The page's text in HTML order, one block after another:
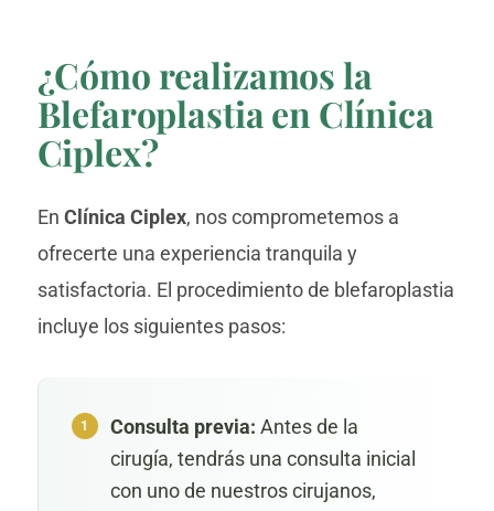
¿Cómo realizamos la
Blefaroplastia en Clínica
Ciplex?
En Clínica Ciplex, nos comprometemos a
ofrecerte una experiencia tranquila y
satisfactoria. El procedimiento de blefaroplastia
incluye los siguientes pasos:
Consulta previa: Antes de la
cirugía, tendrás una consulta inicial
con uno de nuestros cirujanos,